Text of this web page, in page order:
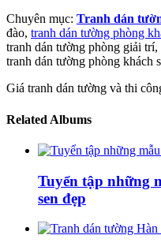
Chuyên mục: Tranh dán
đào, tranh dán tường phòng
tranh dán tường phòng giải
tranh dán tường phòng khách
Giá tranh dán tường và thi
Related Albums
Tuyển tập những
sen đẹp